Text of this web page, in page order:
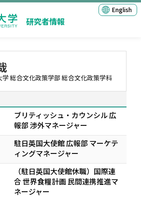
研究者情報
English
学 総合文化政策学部 総合文化政策学科
ブリティッシュ・カウンシル 広
報部 渉外マネージャー
駐日英国大使館 広報部 マーケテ
ィングマネージャー
（駐日英国大使館休職）国際連
合 世界食糧計画 民間連携推進マ
ネージャー